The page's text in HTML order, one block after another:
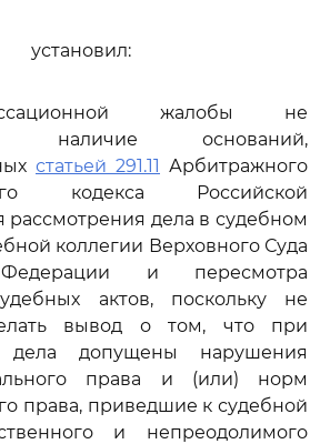
установил:
жалобы не
наличие оснований,
статьей 291.11 Арбитражного
кодекса Российской
дела в судебном
коллегии Верховного Суда
и пересмотра
актов, поскольку не
вывод о том, что при
дела допущены нарушения
права и (или) норм
права, приведшие к судебной
и непреодолимого